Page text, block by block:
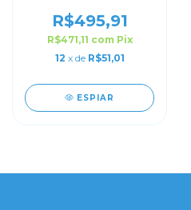
R$495,91
R$471,11 com Pix
12 x de R$51,01
ESPIAR